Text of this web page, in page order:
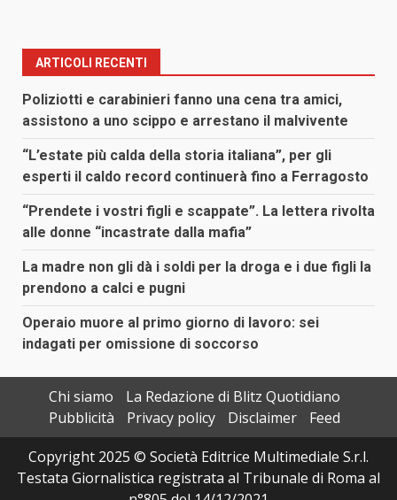
ARTICOLI RECENTI
Poliziotti e carabinieri fanno una cena tra amici,
assistono a uno scippo e arrestano il malvivente
“L’estate più calda della storia italiana”, per gli
esperti il caldo record continuerà fino a Ferragosto
“Prendete i vostri figli e scappate”. La lettera rivolta
alle donne “incastrate dalla mafia”
La madre non gli dà i soldi per la droga e i due figli la
prendono a calci e pugni
Operaio muore al primo giorno di lavoro: sei
indagati per omissione di soccorso
Chi siamo
La Redazione di Blitz Quotidiano
Pubblicità
Privacy policy Disclaimer
Feed
Copyright 2025 © Società Editrice Multimediale S.r.l.
Testata Giornalistica registrata al Tribunale di Roma al